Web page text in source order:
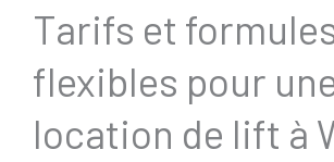
Tarifs et
flexibles pour
location de lift à